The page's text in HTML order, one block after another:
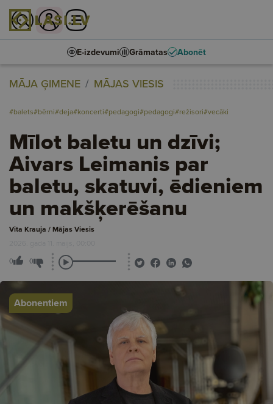
E-izdevumi Grāmatas Abonēt
MĀJA ĢIMENE MĀJAS VIESIS
#balets#bērni#deja#koncerti#pedagogi#pedagogi#režisori#vecāki
Mīlot baletu un dzīvi;
Aivars Leimanis par
baletu, skatuvi, ēdieniem
un makšķerēšanu
Vita Krauja / Mājas Viesis
2026. gada 11. maijs, 00:00
0 0
Abonentiem